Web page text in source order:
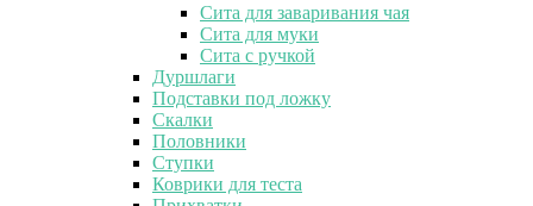
Сита для заваривания чая
Сита для муки
Сита с ручкой
Дуршлаги
Подставки под ложку
Скалки
Половники
Ступки
Коврики для теста